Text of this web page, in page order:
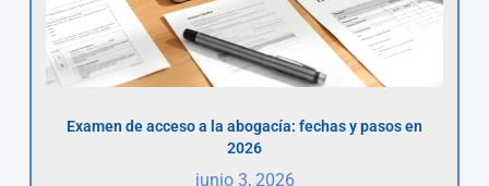
Examen de acceso a la abogacía: fechas y pasos en
2026
junio 3, 2026